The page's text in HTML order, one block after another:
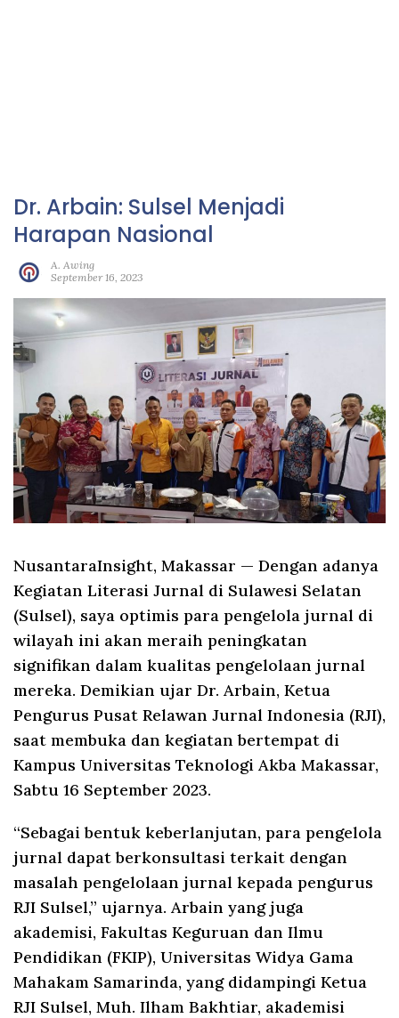
Dr. Arbain: Sulsel Menjadi
Harapan Nasional
A. Awing
September 16, 2023
NusantaraInsight, Makassar — Dengan adanya
Kegiatan Literasi Jurnal di Sulawesi Selatan
(Sulsel), saya optimis para pengelola jurnal di
wilayah ini akan meraih peningkatan
signifikan dalam kualitas pengelolaan jurnal
mereka. Demikian ujar Dr. Arbain, Ketua
Pengurus Pusat Relawan Jurnal Indonesia (RJI),
saat membuka dan kegiatan bertempat di
Kampus Universitas Teknologi Akba Makassar,
Sabtu 16 September 2023.
“Sebagai bentuk keberlanjutan, para pengelola
jurnal dapat berkonsultasi terkait dengan
masalah pengelolaan jurnal kepada pengurus
RJI Sulsel,” ujarnya. Arbain yang juga
akademisi, Fakultas Keguruan dan Ilmu
Pendidikan (FKIP), Universitas Widya Gama
Mahakam Samarinda, yang didampingi Ketua
RJI Sulsel, Muh. Ilham Bakhtiar, akademisi